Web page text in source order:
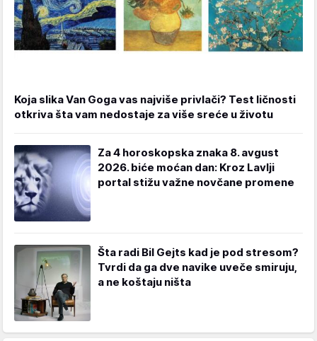
Koja slika Van Goga vas najviše privlači? Test ličnosti
otkriva šta vam nedostaje za više sreće u životu
Za 4 horoskopska znaka 8. avgust
2026. biće moćan dan: Kroz Lavlji
portal stižu važne novčane promene
Šta radi Bil Gejts kad je pod stresom?
Tvrdi da ga dve navike uveče smiruju,
a ne koštaju ništa